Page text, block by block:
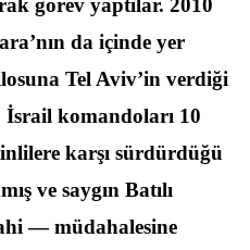
görev yaptılar. 2010
da içinde yer
Tel Aviv’in verdiği
İsrail komandoları 10
karşı sürdürdüğü
ve saygın Batılı
— müdahalesine